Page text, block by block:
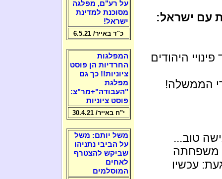
עם ישראל:
היהודים
הממשלה!
טוב...
משפחתה
עכשיו
על רע"ם, מפלגה
מסוכנת למדינת
ישראל!
כ"ד באייר/ 6.5.21
המפלגות
החרדיות הן פוסט
ציוניות!! כך גם
מפלגת
"העבודה"+מר"צ:
פוסט ציוניות
י"ח באייר/ 30.4.21
משל יותם: משל
על הביבי נתניהו
שביקש להצטרף
לאחים
המוסלמים